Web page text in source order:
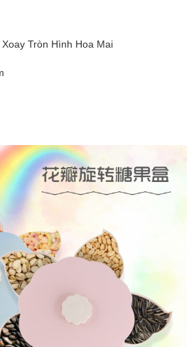
Tròn Hình Hoa Mai